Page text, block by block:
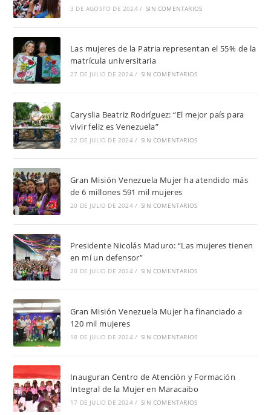
3 DE AGOSTO DE 2024 / SIN COMENTARIOS
Las mujeres de la Patria representan el 55% de la
matrícula universitaria
27 DE JULIO DE 2024 / SIN COMENTARIOS
Caryslia Beatriz Rodríguez: “El mejor país para
vivir feliz es Venezuela”
22 DE JULIO DE 2024 / SIN COMENTARIOS
Gran Misión Venezuela Mujer ha atendido más
de 6 millones 591 mil mujeres
20 DE JULIO DE 2024 / SIN COMENTARIOS
Presidente Nicolás Maduro: “Las mujeres tienen
en mí un defensor”
20 DE JULIO DE 2024 / SIN COMENTARIOS
Gran Misión Venezuela Mujer ha financiado a
120 mil mujeres
18 DE JULIO DE 2024 / SIN COMENTARIOS
Inauguran Centro de Atención y Formación
Integral de la Mujer en Maracaibo
17 DE JULIO DE 2024 / SIN COMENTARIOS